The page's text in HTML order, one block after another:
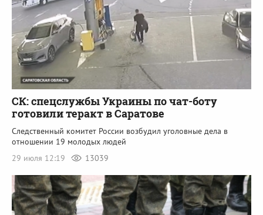
СК: спецслужбы Украины по чат-боту
готовили теракт в Саратове
Следственный комитет России возбудил уголовные дела в
отношении 19 молодых людей
29 июля 12:19
13039